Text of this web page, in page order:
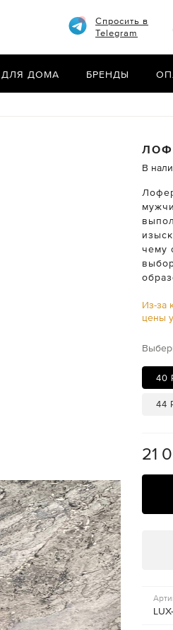
Спросить в
Telegram
ДЛЯ ДОМА БРЕНДЫ
В
чему
Из-за
цены
40
44
21